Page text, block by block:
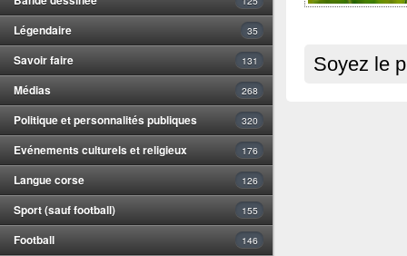
Légendaire 35
Savoir faire 131
Médias 268
Politique et personnalités publiques 320
Evénements culturels et religieux 176
Langue corse 126
Sport (sauf football) 155
Football 146
Soyez le